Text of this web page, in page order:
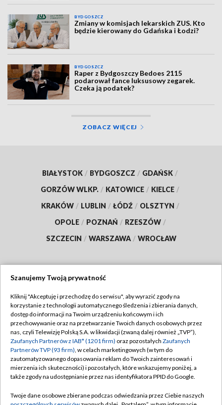
BYDGOSZCZ
Zmiany w komisjach lekarskich ZUS. Kto
będzie kierowany do Gdańska i Łodzi?
BYDGOSZCZ
Raper z Bydgoszczy Bedoes 2115
podarował fance luksusowy zegarek.
Czeka ją podatek?
ZOBACZ WIĘCEJ
BIAŁYSTOK / BYDGOSZCZ / GDAŃSK /
GORZÓW WLKP. / KATOWICE / KIELCE /
KRAKÓW / LUBLIN / ŁÓDŹ / OLSZTYN /
OPOLE / POZNAŃ / RZESZÓW /
SZCZECIN / WARSZAWA / WROCŁAW
TVP
Abonament TVP
Emisja w TVP
Centrum informacji TVP
Naziemna Telewizja Cyfrowa
Rada Programowa
Regulamin TVP
Polityka prywatności
Moje zgody
Pomoc
Szanujemy Twoją prywatność
Kliknij "Akceptuję i przechodzę do serwisu", aby wyrazić zgody na
korzystanie z technologii automatycznego śledzenia i zbierania danych,
dostęp do informacji na Twoim urządzeniu końcowym i ich
przechowywanie oraz na przetwarzanie Twoich danych osobowych przez
nas, czyli Telewizję Polską S.A. w likwidacji (zwaną dalej również „TVP”),
Zaufanych Partnerów z IAB* (1201 firm) oraz pozostałych Zaufanych
Partnerów TVP (93 firm), w celach marketingowych (w tym do
zautomatyzowanego dopasowania reklam do Twoich zainteresowań i
mierzenia ich skuteczności) i pozostałych, które wskazujemy poniżej, a
także zgody na udostępnianie przez nas identyfikatora PPID do Google.
Twoje dane osobowe zbierane podczas odwiedzania przez Ciebie naszych